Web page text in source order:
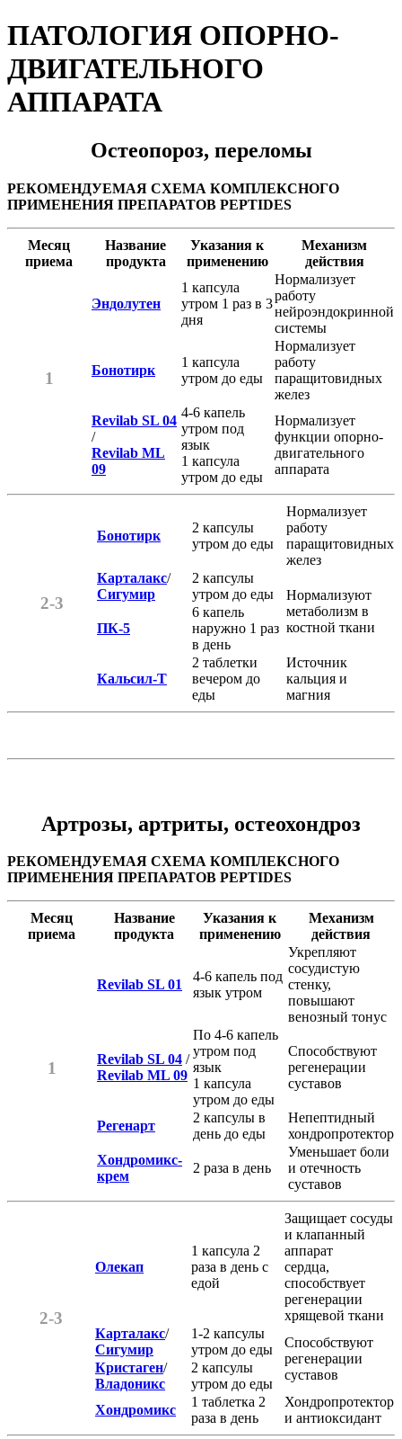
ПАТОЛОГИЯ ОПОРНО-
ДВИГАТЕЛЬНОГО
АППАРАТА
Остеопороз, переломы
РЕКОМЕНДУЕМАЯ СХЕМА КОМПЛЕКСНОГО
ПРИМЕНЕНИЯ ПРЕПАРАТОВ PEPTIDES
Месяц
приема
Название
продукта
Указания к
применению
Механизм
действия
1
Эндолутен
1 капсула
утром 1 раз в 3
дня
Нормализует
работу
нейроэндокринной
системы
Бонотирк
1 капсула
утром до еды
Нормализует
работу
паращитовидных
желез
Revilab SL 04
/
Revilab ML
09
4-6 капель
утром под
язык
1 капсула
утром до еды
Нормализует
функции опорно-
двигательного
аппарата
2-3
Бонотирк
2 капсулы
утром до еды
Нормализует
работу
паращитовидных
желез
Карталакс/
Сигумир
2 капсулы
утром до еды
Нормализуют
метаболизм в
костной ткани
ПК-5
6 капель
наружно 1 раз
в день
Кальсил-Т
2 таблетки
вечером до
еды
Источник
кальция и
магния
Артрозы, артриты, остеохондроз
РЕКОМЕНДУЕМАЯ СХЕМА КОМПЛЕКСНОГО
ПРИМЕНЕНИЯ ПРЕПАРАТОВ PEPTIDES
Месяц
приема
Название
продукта
Указания к
применению
Механизм
действия
1
Revilab SL 01
4-6 капель под
язык утром
Укрепляют
сосудистую
стенку,
повышают
венозный тонус
Revilab SL 04 /
Revilab ML 09
По 4-6 капель
утром под
язык
1 капсула
утром до еды
Способствуют
регенерации
суставов
Регенарт
2 капсулы в
день до еды
Непептидный
хондропротектор
Хондромикс-
крем
2 раза в день
Уменьшает боли
и отечность
суставов
2-3
Олекап
1 капсула 2
раза в день с
едой
Защищает сосуды
и клапанный
аппарат
сердца,
способствует
регенерации
хрящевой ткани
Карталакс/
Сигумир
1-2 капсулы
утром до еды
Способствуют
регенерации
суставов
Кристаген/
Владоникс
2 капсулы
утром до еды
Хондромикс
1 таблетка 2
раза в день
Хондропротектор
и антиоксидант